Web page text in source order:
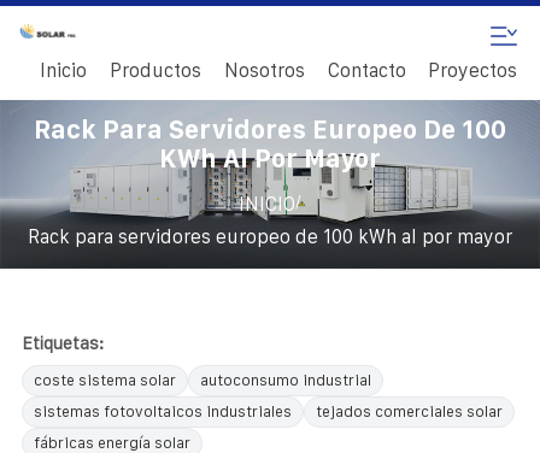
Inicio Productos Nosotros Contacto Proyectos
Rack Para Servidores Europeo De 100
KWh Al Por Mayor
INICIO/
Rack para servidores europeo de 100 kWh al por mayor
Etiquetas:
coste sistema solar
autoconsumo industrial
sistemas fotovoltaicos industriales
tejados comerciales solar
fábricas energía solar